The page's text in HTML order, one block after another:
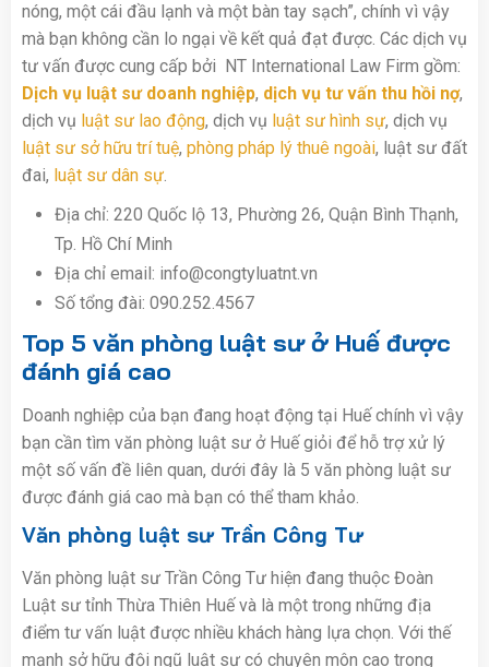
nóng, một cái đầu lạnh và một bàn tay sạch”, chính vì vậy
mà bạn không cần lo ngại về kết quả đạt được. Các dịch vụ
tư vấn được cung cấp bởi NT International Law Firm gồm:
Dịch vụ luật sư doanh nghiệp, dịch vụ tư vấn thu hồi nợ,
dịch vụ luật sư lao động, dịch vụ luật sư hình sự, dịch vụ
luật sư sở hữu trí tuệ, phòng pháp lý thuê ngoài, luật sư đất
đai, luật sư dân sự.
Địa chỉ: 220 Quốc lộ 13, Phường 26, Quận Bình Thạnh,
Tp. Hồ Chí Minh
Địa chỉ email: info@congtyluatnt.vn
Số tổng đài: 090.252.4567
Top 5 văn phòng luật sư ở Huế được
đánh giá cao
Doanh nghiệp của bạn đang hoạt động tại Huế chính vì vậy
bạn cần tìm văn phòng luật sư ở Huế giỏi để hỗ trợ xử lý
một số vấn đề liên quan, dưới đây là 5 văn phòng luật sư
được đánh giá cao mà bạn có thể tham khảo.
Văn phòng luật sư Trần Công Tư
Văn phòng luật sư Trần Công Tư hiện đang thuộc Đoàn
Luật sư tỉnh Thừa Thiên Huế và là một trong những địa
điểm tư vấn luật được nhiều khách hàng lựa chọn. Với thế
mạnh sở hữu đội ngũ luật sư có chuyên môn cao trong